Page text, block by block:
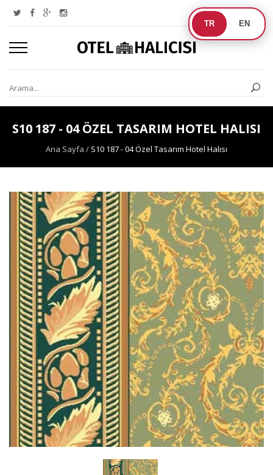
TR EN
S10 187 - 04 ÖZEL TASARIM HOTEL HALISI
Ana Sayfa / S10 187 - 04 Özel Tasarım Hotel Halısı